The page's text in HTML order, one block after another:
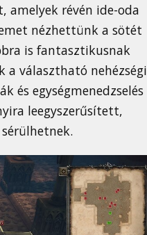
révén ide-oda
nézhettünk a sötét
is fantasztikusnak
választható nehézségi
és egységmenedzselés
leegyszerűsített,